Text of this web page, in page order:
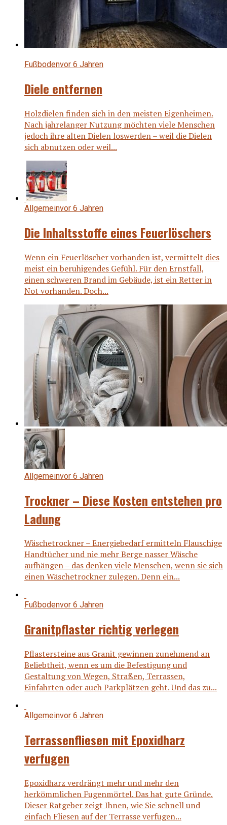
Fußbodenvor 6 Jahren
Diele entfernen
Holzdielen finden sich in den meisten Eigenheimen.
Nach jahrelanger Nutzung möchten viele Menschen
jedoch ihre alten Dielen loswerden – weil die Dielen
sich abnutzen oder weil...
Allgemeinvor 6 Jahren
Die Inhaltsstoffe eines Feuerlöschers
Wenn ein Feuerlöscher vorhanden ist, vermittelt dies
meist ein beruhigendes Gefühl. Für den Ernstfall,
einen schweren Brand im Gebäude, ist ein Retter in
Not vorhanden. Doch...
Allgemeinvor 6 Jahren
Trockner – Diese Kosten entstehen pro
Ladung
Wäschetrockner – Energiebedarf ermitteln Flauschige
Handtücher und nie mehr Berge nasser Wäsche
aufhängen – das denken viele Menschen, wenn sie sich
einen Wäschetrockner zulegen. Denn ein...
Fußbodenvor 6 Jahren
Granitpflaster richtig verlegen
Pflastersteine aus Granit gewinnen zunehmend an
Beliebtheit, wenn es um die Befestigung und
Gestaltung von Wegen, Straßen, Terrassen,
Einfahrten oder auch Parkplätzen geht. Und das zu...
Allgemeinvor 6 Jahren
Terrassenfliesen mit Epoxidharz
verfugen
Epoxidharz verdrängt mehr und mehr den
herkömmlichen Fugenmörtel. Das hat gute Gründe.
Dieser Ratgeber zeigt Ihnen, wie Sie schnell und
einfach Fliesen auf der Terrasse verfugen...